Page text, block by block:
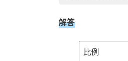
解答
比例